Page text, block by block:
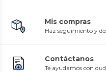
Mis compras
Haz seguimiento y
Contáctanos
Te ayudamos con